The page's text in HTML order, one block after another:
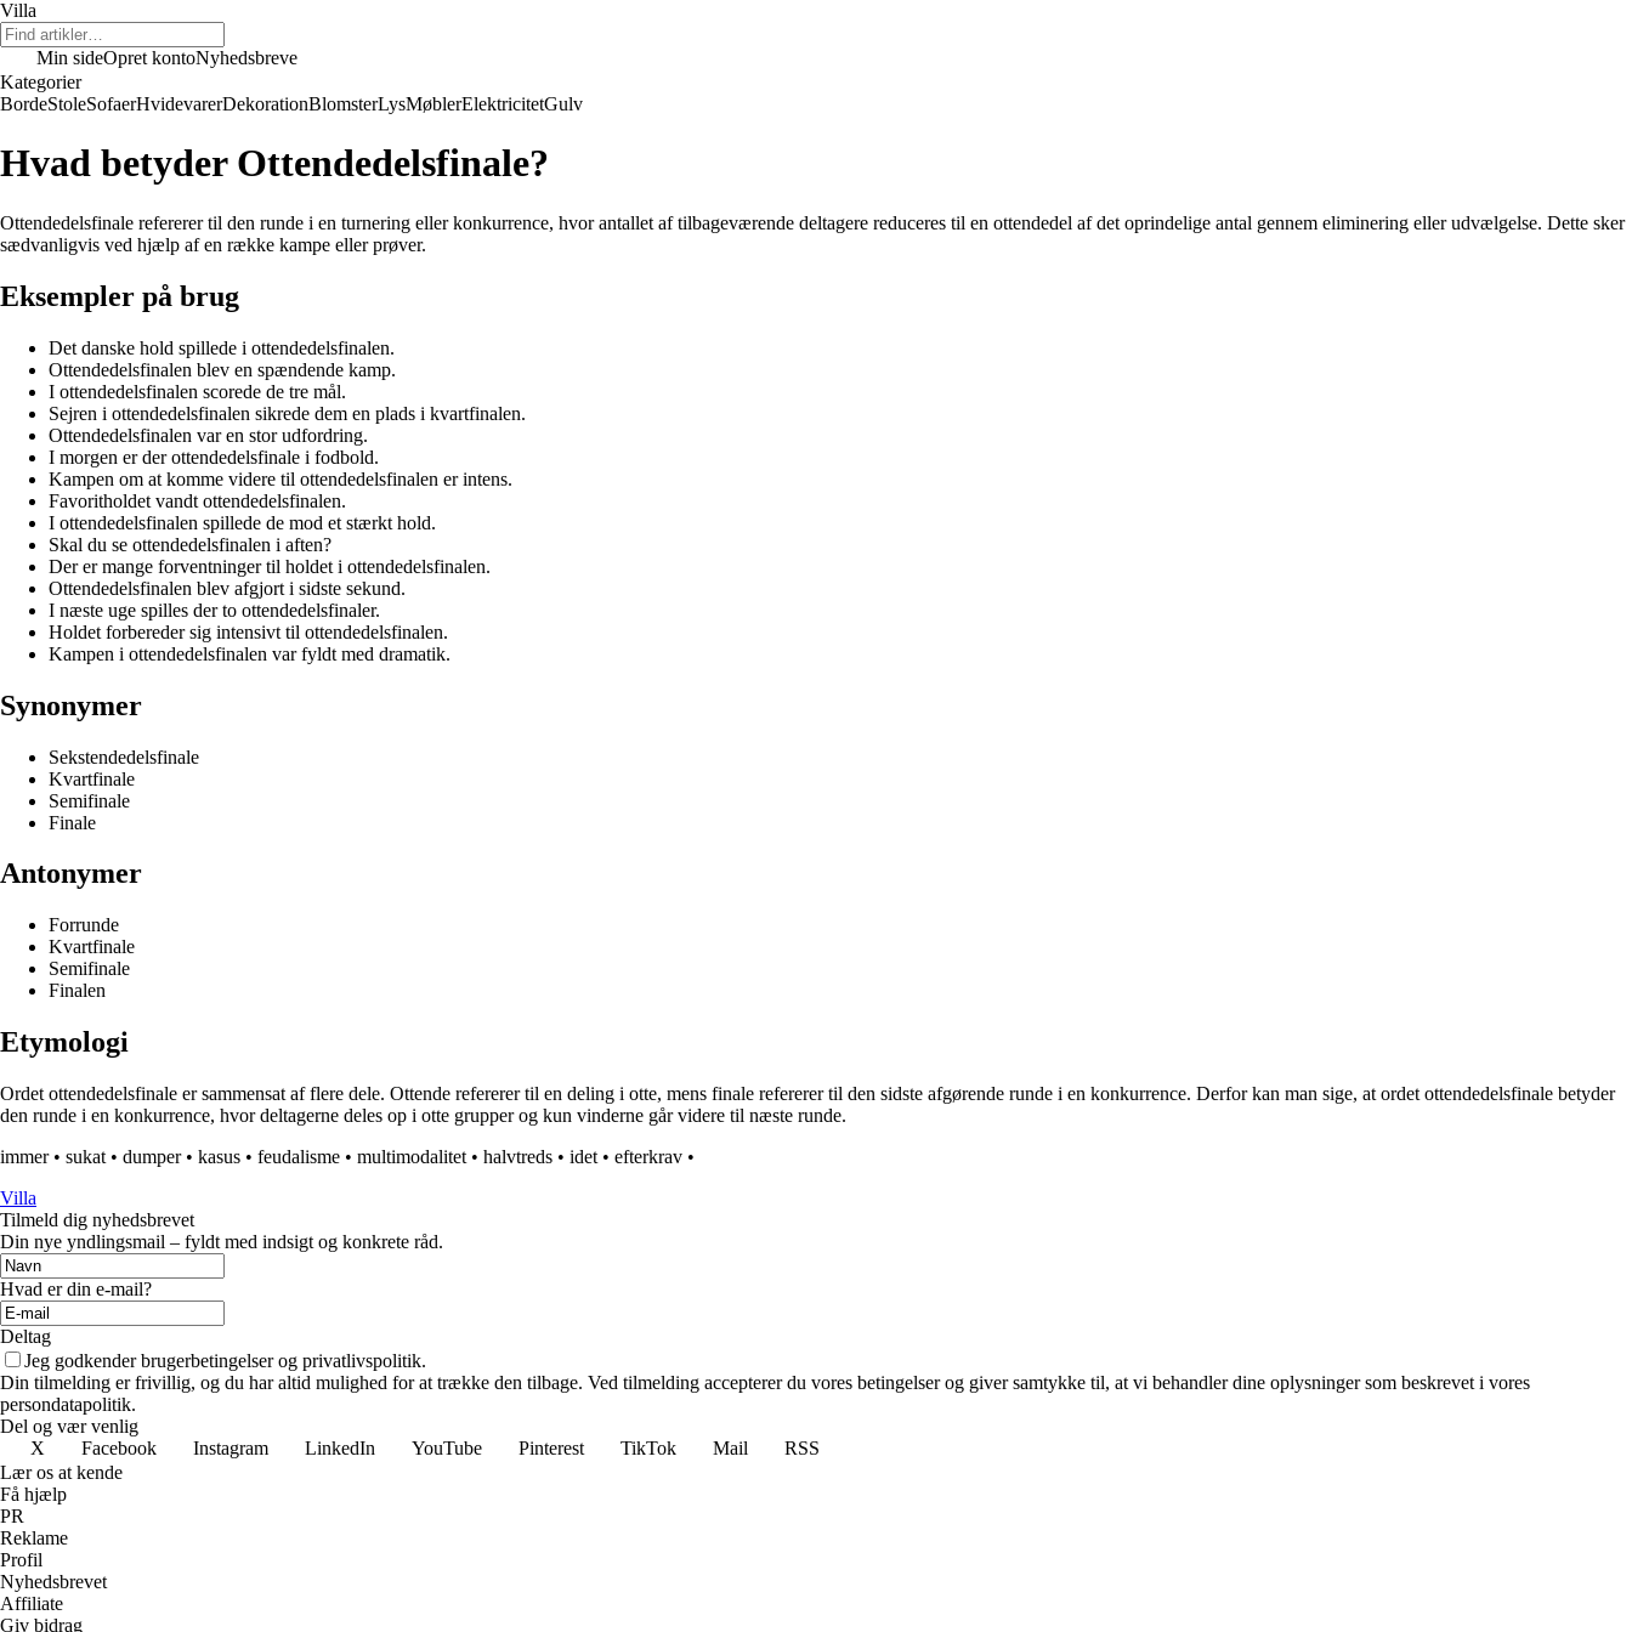
Villa
Min sideOpret kontoNyhedsbreve
Kategorier
BordeStoleSofaerHvidevarerDekorationBlomsterLysMøblerElektricitetGulv
Hvad betyder Ottendedelsfinale?
Ottendedelsfinale refererer til den runde i en turnering eller konkurrence, hvor antallet af tilbageværende deltagere reduceres til en ottendedel af det oprindelige antal gennem eliminering eller udvælgelse. Dette sker
sædvanligvis ved hjælp af en række kampe eller prøver.
Eksempler på brug
Det danske hold spillede i ottendedelsfinalen.
Ottendedelsfinalen blev en spændende kamp.
I ottendedelsfinalen scorede de tre mål.
Sejren i ottendedelsfinalen sikrede dem en plads i kvartfinalen.
Ottendedelsfinalen var en stor udfordring.
I morgen er der ottendedelsfinale i fodbold.
Kampen om at komme videre til ottendedelsfinalen er intens.
Favoritholdet vandt ottendedelsfinalen.
I ottendedelsfinalen spillede de mod et stærkt hold.
Skal du se ottendedelsfinalen i aften?
Der er mange forventninger til holdet i ottendedelsfinalen.
Ottendedelsfinalen blev afgjort i sidste sekund.
I næste uge spilles der to ottendedelsfinaler.
Holdet forbereder sig intensivt til ottendedelsfinalen.
Kampen i ottendedelsfinalen var fyldt med dramatik.
Synonymer
Sekstendedelsfinale
Kvartfinale
Semifinale
Finale
Antonymer
Forrunde
Kvartfinale
Semifinale
Finalen
Etymologi
Ordet ottendedelsfinale er sammensat af flere dele. Ottende refererer til en deling i otte, mens finale refererer til den sidste afgørende runde i en konkurrence. Derfor kan man sige, at ordet ottendedelsfinale betyder
den runde i en konkurrence, hvor deltagerne deles op i otte grupper og kun vinderne går videre til næste runde.
immer• sukat • dumper• kasus • feudalisme • multimodalitet • halvtreds • idet • efterkrav •
Villa
Tilmeld dig nyhedsbrevet
Din nye yndlingsmail – fyldt med indsigt og konkrete råd.
Hvad er din e-mail?
Deltag
Jeg godkender brugerbetingelser og privatlivspolitik.
Din tilmelding er frivillig, og du har altid mulighed for at trække den tilbage. Ved tilmelding accepterer du vores betingelser og giver samtykke til, at vi behandler dine oplysninger som beskrevet i vores
persondatapolitik.
Del og vær venlig
X
Facebook Instagram LinkedIn YouTube Pinterest TikTok Mail
RSS
Lær os at kende
Få hjælp
PR
Reklame
Profil
Nyhedsbrevet
Affiliate
Giv bidrag